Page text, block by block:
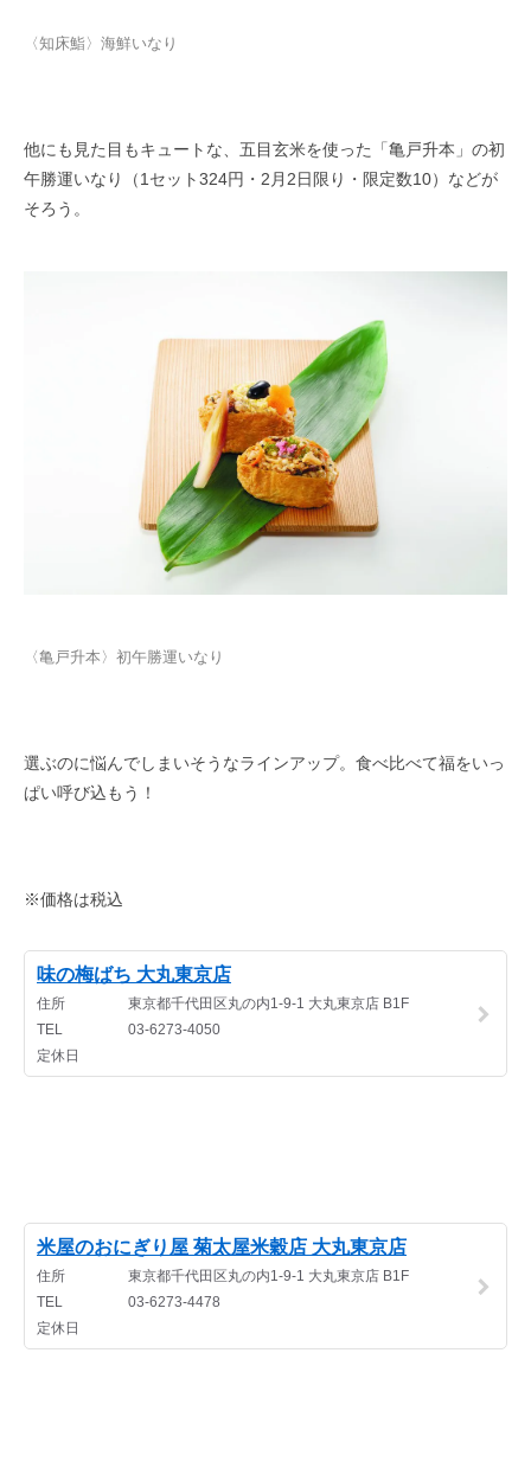
〈知床鮨〉海鮮いなり
他にも見た目もキュートな、五目玄米を使った「亀戸升本」の初
午勝運いなり（1セット324円・2月2日限り・限定数10）などが
そろう。
〈亀戸升本〉初午勝運いなり
選ぶのに悩んでしまいそうなラインアップ。食べ比べて福をいっ
ぱい呼び込もう！
※価格は税込